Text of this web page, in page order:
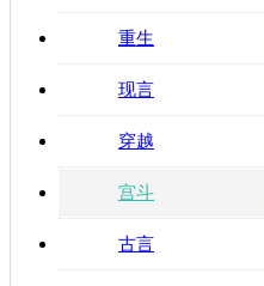
重生
现言
穿越
宫斗
古言